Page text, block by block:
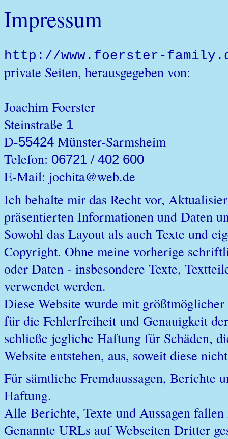
Impressum
http://www.foerster-
private Seiten, herausgegeben von:
Joachim Foerster
Steinstraße 1
D-55424 Münster-Sarmsheim
Telefon: 06721 / 402 600
E-Mail: jochita@web.de
Ich behalte mir das Recht vor,
präsentierten Informationen und Daten
Sowohl das Layout als auch Texte und
Copyright. Ohne meine vorherige
oder Daten - insbesondere Texte,
verwendet werden.
Diese Website wurde mit
für die Fehlerfreiheit und Genauigkeit
schließe jegliche Haftung für Schäden,
Website entstehen, aus, soweit diese
Für sämtliche Fremdaussagen, Berichte
Haftung.
Alle Berichte, Texte und Aussagen
Genannte URLs auf Webseiten Dritter